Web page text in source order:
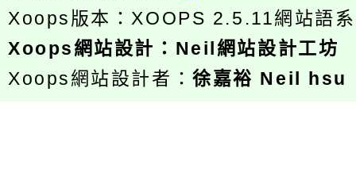
Xoops版本： XOOPS 2.5.11網站語
Xoops網站設計 ： Neil網站設計工坊
Xoops網站設計者：徐嘉裕 Neil hsu